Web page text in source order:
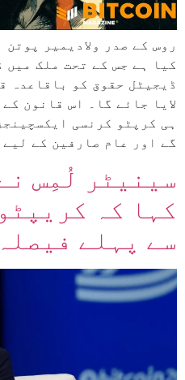
روس کے صدر ولادیمیر
کیا ہے جس کے تحت ملک میں
ڈیجیٹل حقوق کو باقاعدہ
لایا جائے گا۔ اس قانون
ہی کرپٹو کرنسی
گے اور عام صارفین کے
سینیٹر لُمِس
کہا کہ
سے پہلے